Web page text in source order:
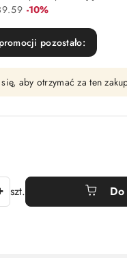
Rabat:
-10%
pozostało:
aby otrzymać za ten
szt.